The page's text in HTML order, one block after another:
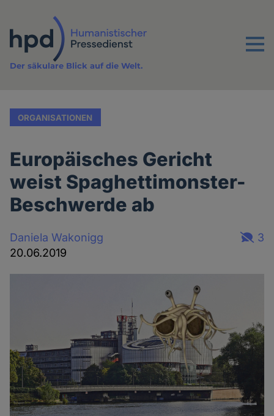
Inhalt
Menu
Der säkulare Blick auf die Welt.
ORGANISATIONEN
Europäisches Gericht
weist Spaghettimonster-
Beschwerde ab
Daniela Wakonigg
20.06.2019
3